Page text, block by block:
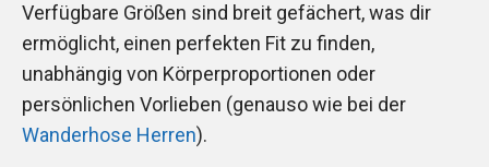
Verfügbare Größen sind breit gefächert, was dir
ermöglicht, einen perfekten Fit zu finden,
unabhängig von Körperproportionen oder
persönlichen Vorlieben (genauso wie bei der
Wanderhose Herren).